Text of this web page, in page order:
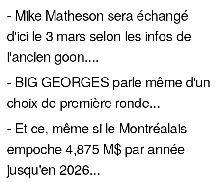
- Mike Matheson sera échangé
d'ici le 3 mars selon les infos de
l'ancien goon....
- BIG GEORGES parle même d'un
choix de première ronde...
- Et ce, même si le Montréalais
empoche 4,875 M$ par année
jusqu'en 2026...